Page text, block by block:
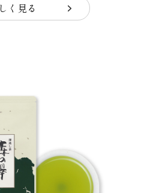
く見る